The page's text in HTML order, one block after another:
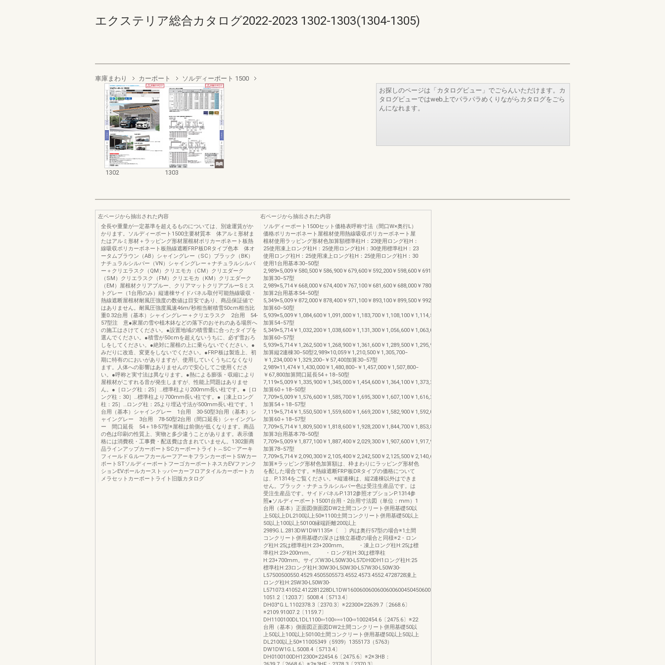
エクステリア総合カタログ2022-2023 1302-1303(1304-1305)
車庫まわり カーポート ソルディーポート 1500
1302 1303
お探しのページは「カタログビュー」でごらんいただけます。カ
タログビューではweb上でパラパラめくりながらカタログをごら
んになれます。
左ページから抽出された内容
全長や重量が一定基準を超えるものについては、別途運賃がか
かります。ソルディーポート1500主要材質本 体アルミ形材ま
たはアルミ形材＋ラッピング形材屋根材ポリカーボネート板熱
線吸収ポリカーボネート板熱線遮断FRP板DRタイプ色本 体オ
ータムブラウン（AB）シャイングレー（SC）ブラック（BK）
ナチュラルシルバー（VN）シャイングレー＋ナチュラルシルバ
ー＋クリエラスク（QM）クリエモカ（CM）クリエダーク
（SM）クリエラスク（FM）クリエモカ（KM）クリエダーク
（EM）屋根材クリアブルー、クリアマットクリアブルーSミス
トグレー（1台用のみ）縦連棟サイドパネル取付可能熱線吸収・
熱線遮断屋根材耐風圧強度の数値は目安であり、商品保証値で
はありません。耐風圧強度風速46m/秒相当耐積雪50cm相当比
重0.32台用（基本）シャイングレー＋クリエラスク 2台用 54-
57型注 意●家屋の雪や植木鉢などの落下のおそれのある場所へ
の施工はさけてください。●設置地域の積雪量に合ったタイプを
選んでください。●積雪が50cmを超えないうちに、必ず雪おろ
しをしてください。●絶対に屋根の上に乗らないでください。●
みだりに改造、変更をしないでください。●FRP板は製造上、初
期に特有のにおいがありますが、使用していくうちになくなり
ます。人体への影響はありませんので安心してご使用くださ
い。●呼称と実寸法は異なります。●熱による膨張・収縮により
屋根材がこすれる音が発生しますが、性能上問題はありませ
ん。●［ロング柱：25］…標準柱より200mm長い柱です。●［ロ
ング柱：30］…標準柱より700mm長い柱です。●［凍上ロング
柱：25］…ロング柱：25より埋込寸法が500mm長い柱です。1
台用（基本）シャイングレー 1台用 30-50型3台用（基本）シ
ャイングレー 3台用 78-50型2台用（間口延長）シャイングレ
ー 間口延長 54＋18-57型※屋根は前側が低くなります。商品
の色は印刷の性質上、実物と多少違うことがあります。表示価
格には消費税・工事費・配送費は含まれていません。1302新商
品ラインアップカーポートSCカーポートライト︵SC︶アーキ
フィールドＧルーフカールーフアーキフランカーポートSWカー
ポートSTソルディーポートフーゴカーポートネスカEVファンク
ションEVポールカーストッパーカーフロアタイルカーポートカ
メラセットカーポートライト旧版カタログ
右ページから抽出された内容
ソルディーポート1500セット価格表呼称寸法（間口W×奥行L）
価格ポリカーボネート屋根材使用熱線吸収ポリカーボネート屋
根材使用ラッピング形材色加算額標準柱H：23使用ロング柱H：
25使用凍上ロング柱H：25使用ロング柱H：30使用標準柱H：23
使用ロング柱H：25使用凍上ロング柱H：25使用ロング柱H：30
使用1台用基本30−50型
2,989×5,009￥580,500￥586,900￥679,600￥592,200￥598,600￥691,300￥28,700
加算30−57型
2,989×5,714￥668,000￥674,400￥767,100￥681,600￥688,000￥780,700￥33,900
加算2台用基本54−50型
5,349×5,009￥872,000￥878,400￥971,100￥893,100￥899,500￥992,200￥40,600
加算60−50型
5,939×5,009￥1,084,600￥1,091,000￥1,183,700￥1,108,100￥1,114,500￥1,207,200￥46,000
加算54−57型
5,349×5,714￥1,032,200￥1,038,600￥1,131,300￥1,056,600￥1,063,000￥1,155,700￥45,800
加算60−57型
5,939×5,714￥1,262,500￥1,268,900￥1,361,600￥1,289,500￥1,295,900￥1,388,600￥51,200
加算縦2連棟30−50型2,989×10,059￥1,210,500￥1,305,700−
￥1,234,000￥1,329,200−￥57,400加算30−57型
2,989×11,474￥1,430,000￥1,480,800−￥1,457,000￥1,507,800−
￥67,800加算間口延長54＋18−50型
7,119×5,009￥1,335,900￥1,345,000￥1,454,600￥1,364,100￥1,373,200￥1,482,800￥53,600
加算60＋18−50型
7,709×5,009￥1,576,600￥1,585,700￥1,695,300￥1,607,100￥1,616,200￥1,725,800￥59,000
加算54＋18−57型
7,119×5,714￥1,550,500￥1,559,600￥1,669,200￥1,582,900￥1,592,000￥1,701,600￥58,800
加算60＋18−57型
7,709×5,714￥1,809,500￥1,818,600￥1,928,200￥1,844,700￥1,853,800￥1,963,400￥64,200
加算3台用基本78−50型
7,709×5,009￥1,877,100￥1,887,400￥2,029,300￥1,907,600￥1,917,900￥2,059,800￥55,000
加算78−57型
7,709×5,714￥2,090,300￥2,105,400￥2,242,500￥2,125,500￥2,140,600￥2,277,700￥60,200
加算※ラッピング形材色加算額は、枠まわりにラッピング形材色
を配した場合です。※熱線遮断FRP板DRタイプの価格について
は、P.1314をご覧ください。※縦連棟は、縦2連棟以外はできま
せん。ブラック・ナチュラルシルバー色は受注生産品です。は
受注生産品です。サイドパネルP.1312参照オプションP.1314参
照●ソルディーポート15001台用・2台用寸法図（単位：mm）1
台用（基本）正面図側面図DW2土間コンクリート併用基礎50以
上50以上DL2100以上50※1100土間コンクリート併用基礎50以上
50以上100以上50100縁端距離200以上
2989G.L.2813DW1DW1135※〔 〕内は奥行57型の場合※1土間
コンクリート併用基礎の深さは独立基礎の場合と同様※2・ロン
グ柱H:25は標準柱H:23+200mm。 ・凍上ロング柱H:25は標
準柱H:23+200mm。 ・ロング柱H:30は標準柱
H:23+700mm。サイズW30-L50W30-L57DH0DH1ロング柱H:25
標準柱H:23ロング柱H:30W30-L50W30-L57W30-L50W30-
L57500500550.4529.4505505573.4552.4573.4552.4728728凍上
ロング柱H:25W30-L50W30-
1051.2〔1203.7〕5008.4〔5713.4〕
DH03°G.L.1102378.3〔2370.3〕※22300※22639.7〔2668.6〕
※2109.91007.2〔1159.7〕
DH1100100DL1DL1100⇦100⇦⇨100⇨1002454.6〔2475.6〕※22
台用（基本）側面図正面図DW2土間コンクリート併用基礎50以
上50以上100以上50100土間コンクリート併用基礎50以上50以上
DL2100以上50※11005349（5939）1355173（5763）
DW1DW1G.L.5008.4〔5713.4〕
DH0100100DH12300※22454.6〔2475.6〕※2※3HB：